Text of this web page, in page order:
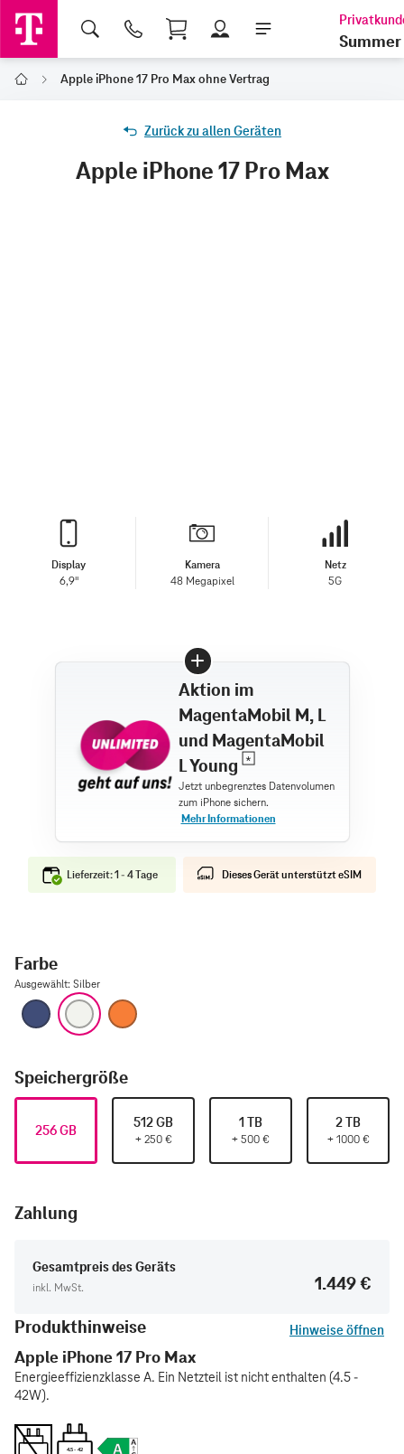
Shopping Cart
Summer
Home Apple iPhone 17 Pro Max ohne Vertrag
Zurück zu allen Geräten
Apple iPhone 17 Pro Max
Display
6,9"
Kamera
48 Megapixel
Netz
5G
Aktion im
MagentaMobil M, L
und MagentaMobil
L Young
Lieferzeit: 1 - 4 Tage Dieses Gerät unterstützt eSIM
Farbe
Ausgewählt: Silber
Tiefblau Silber
Speichergröße
256 GB 512 GB
+ 250 €
1 TB
+ 500 €
2 TB
+ 1000 €
Zahlung
Gesamtpreis des Geräts
inkl. MwSt.
1.449 €
Produkthinweise
Hinweise öffnen
Apple iPhone 17 Pro Max
Energieeffizienzklasse A. Ein Netzteil ist nicht enthalten (4.5 -
42W).
4.5 - 42